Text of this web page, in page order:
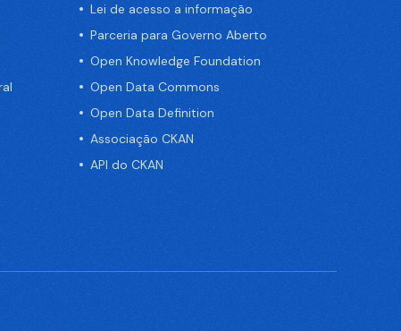
Lei de acesso a informação
Parceria para Governo Aberto
Open Knowledge Foundation
Open Data Commons
Open Data Definition
Associação CKAN
API do CKAN